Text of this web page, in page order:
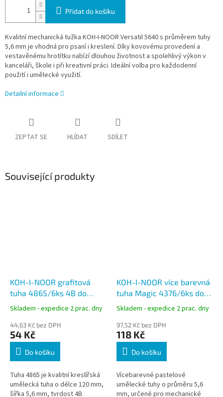
Přidat do košíku
Kvalitní mechanická tužka KOH-I-NOOR Versatil 5640 s průměrem tuhy
5,6 mm je vhodná pro psaní i kreslení. Díky kovovému provedení a
vestavěnému hrotítku nabízí dlouhou životnost a spolehlivý výkon v
kanceláři, škole i při kreativní práci. Ideální volba pro každodenní
použití i umělecké využití.
Detailní informace
ZEPTAT SE HLÍDAT SDÍLET
Související produkty
KOH-I-NOOR grafitová
tuha 4865/6ks 4B do
mechanických tužek
Skladem - expedice 2 prac. dny
44,63 Kč bez DPH
54 Kč
Do košíku
Tuha 4865 je kvalitní kreslířská
umělecká tuha o délce 120 mm,
šířka 5,6 mm, tvrdost 4B.
KOH-I-NOOR více barevná
tuha Magic 4376/6ks do
mechanických tužek,
průměr 5,6 mm
Skladem - expedice 2 prac. dny
97,52 Kč bez DPH
118 Kč
Do košíku
Vícebarevné pastelové
umělecké tuhy o průměru 5,6
mm, určené pro mechanické